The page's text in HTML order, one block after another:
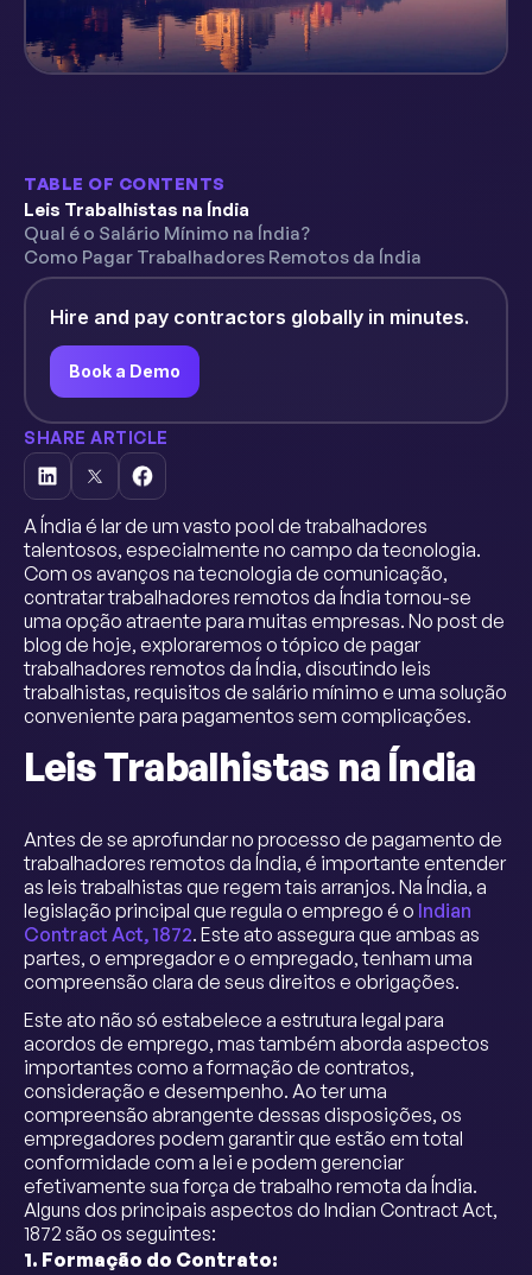
TABLE OF CONTENTS
Leis Trabalhistas na Índia
Qual é o Salário Mínimo na Índia?
Como Pagar Trabalhadores Remotos da Índia
Hire and pay contractors globally in minutes.
Book a Demo
SHARE ARTICLE
A Índia é lar de um vasto pool de trabalhadores
talentosos, especialmente no campo da tecnologia.
Com os avanços na tecnologia de comunicação,
contratar trabalhadores remotos da Índia tornou-se
uma opção atraente para muitas empresas. No post de
blog de hoje, exploraremos o tópico de pagar
trabalhadores remotos da Índia, discutindo leis
trabalhistas, requisitos de salário mínimo e uma solução
conveniente para pagamentos sem complicações.
Leis Trabalhistas na Índia
Antes de se aprofundar no processo de pagamento de
trabalhadores remotos da Índia, é importante entender
as leis trabalhistas que regem tais arranjos. Na Índia, a
legislação principal que regula o emprego é o Indian
Contract Act, 1872. Este ato assegura que ambas as
partes, o empregador e o empregado, tenham uma
compreensão clara de seus direitos e obrigações.
Este ato não só estabelece a estrutura legal para
acordos de emprego, mas também aborda aspectos
importantes como a formação de contratos,
consideração e desempenho. Ao ter uma
compreensão abrangente dessas disposições, os
empregadores podem garantir que estão em total
conformidade com a lei e podem gerenciar
efetivamente sua força de trabalho remota da Índia.
Alguns dos principais aspectos do Indian Contract Act,
1872 são os seguintes:
1. Formação do Contrato: